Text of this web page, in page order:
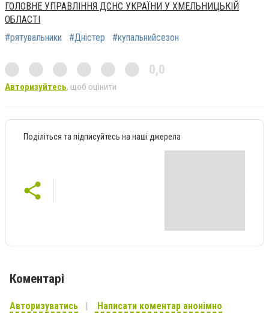
ГОЛОВНЕ УПРАВЛІННЯ ДСНС УКРАЇНИ У ХМЕЛЬНИЦЬКІЙ
ОБЛАСТІ
#рятувальники
#Дністер #купальнийсезон
0,0
Авторизуйтесь, щоб оцінити
Поділіться та підписуйтесь на наші джерела
Коментарі
Авторизуватись Написати коментар анонімно